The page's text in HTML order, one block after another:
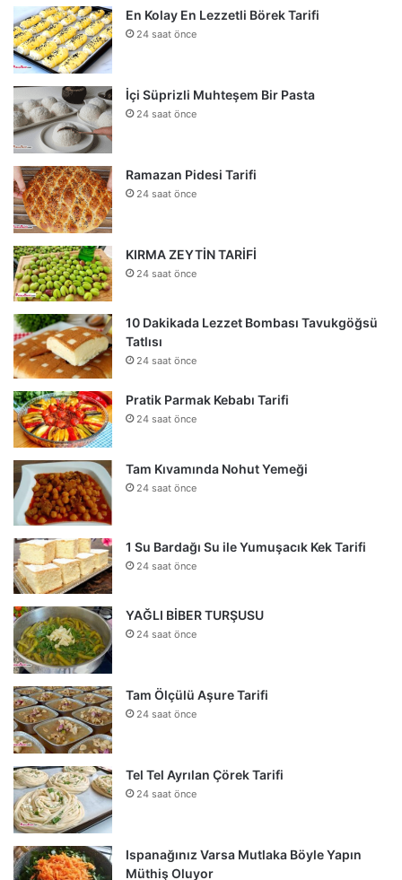
En Kolay En Lezzetli Börek Tarifi
24 saat önce
İçi Süprizli Muhteşem Bir Pasta
24 saat önce
Ramazan Pidesi Tarifi
24 saat önce
KIRMA ZEYTİN TARİFİ
24 saat önce
10 Dakikada Lezzet Bombası Tavukgöğsü
Tatlısı
24 saat önce
Pratik Parmak Kebabı Tarifi
24 saat önce
Tam Kıvamında Nohut Yemeği
24 saat önce
1 Su Bardağı Su ile Yumuşacık Kek Tarifi
24 saat önce
YAĞLI BİBER TURŞUSU
24 saat önce
Tam Ölçülü Aşure Tarifi
24 saat önce
Tel Tel Ayrılan Çörek Tarifi
24 saat önce
Ispanağınız Varsa Mutlaka Böyle Yapın
Müthiş Oluyor